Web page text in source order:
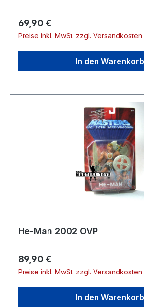
Regulärer Preis:
69,90 €
Preise inkl. MwSt. zzgl. Versandkosten
In den Warenkorb
He-Man 2002 OVP
Regulärer Preis:
89,90 €
Preise inkl. MwSt. zzgl. Versandkosten
In den Warenkorb